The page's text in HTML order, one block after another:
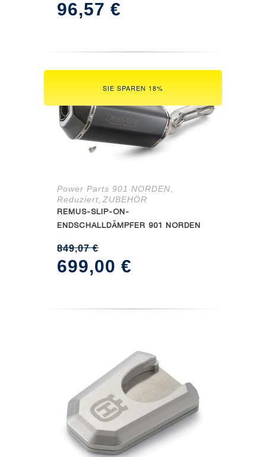
96,57 €
SIE SPAREN 18%
Power Parts 901 NORDEN,
Reduziert, ZUBEHÖR
REMUS-SLIP-ON-
ENDSCHALLDÄMPFER 901 NORDEN
849,07€
Ursprünglicher
699,00 €